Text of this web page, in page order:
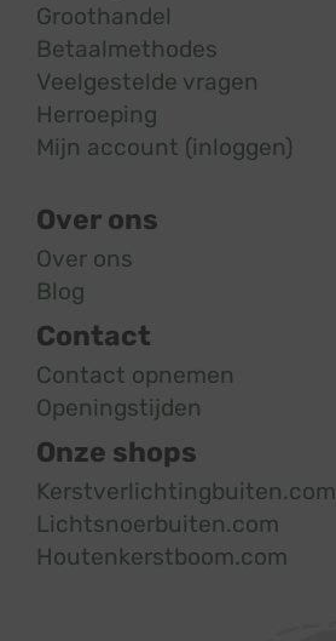
Groothandel
Betaalmethodes
Veelgestelde vragen
Herroeping
Mijn account (inloggen)
Over ons
Over ons
Blog
Contact
Contact opnemen
Openingstijden
Onze shops
Kerstverlichtingbuiten.com
Lichtsnoerbuiten.com
Houtenkerstboom.com